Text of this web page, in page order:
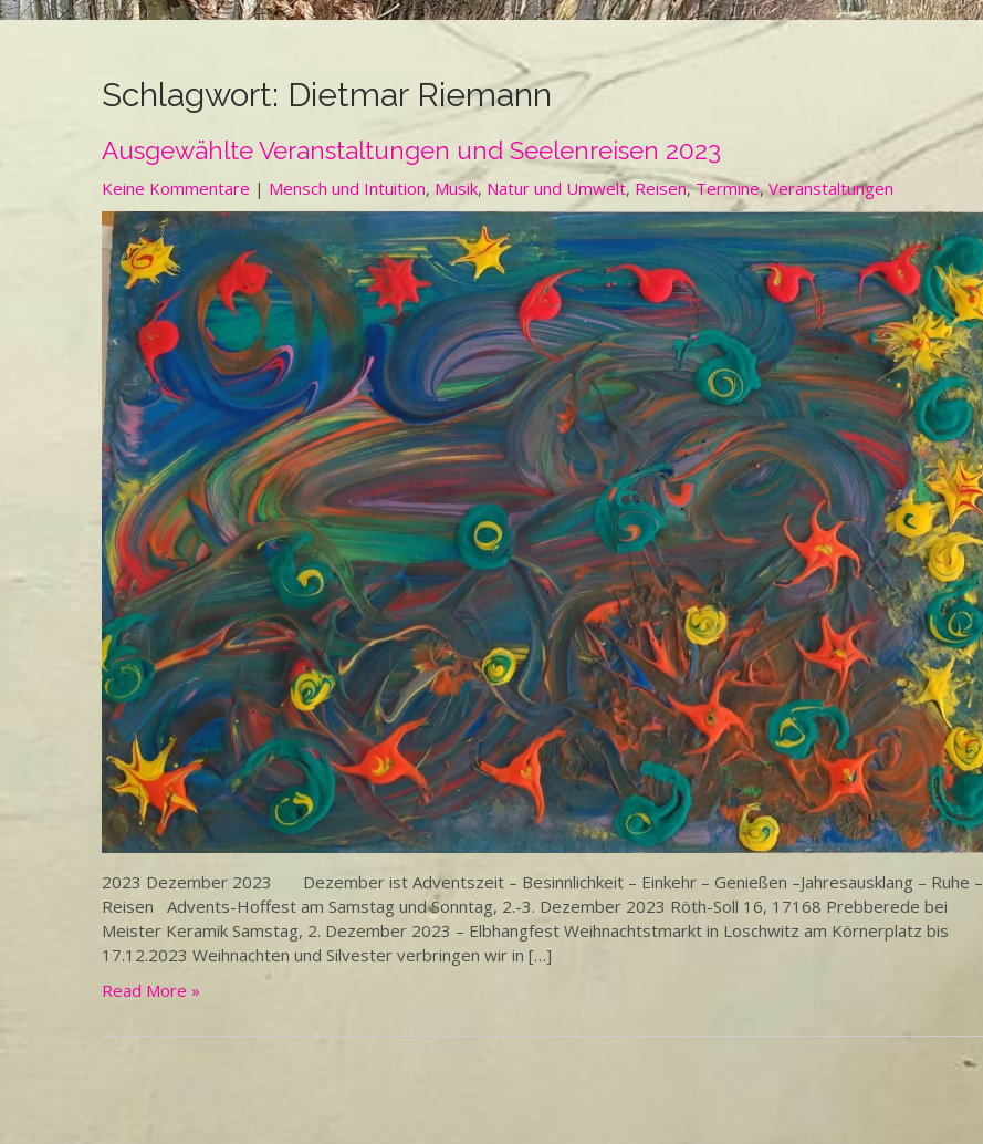
Schlagwort: Dietmar Riemann
Ausgewählte Veranstaltungen und Seelenreisen 2023
Keine Kommentare | Mensch und Intuition, Musik, Natur und Umwelt, Reisen,Termine,Veranstaltungen
2023 Dezember 2023 Dezember ist Adventszeit – Besinnlichkeit – Einkehr – Genießen –Jahresausklang – Ruhe –
Reisen Advents-Hoffest am Samstag und Sonntag, 2.-3. Dezember 2023 Röth-Soll 16, 17168 Prebberede bei
Meister Keramik Samstag, 2. Dezember 2023 – Elbhangfest Weihnachtstmarkt in Loschwitz am Körnerplatz bis
17.12.2023 Weihnachten und Silvester verbringen wir in […]
Read More »